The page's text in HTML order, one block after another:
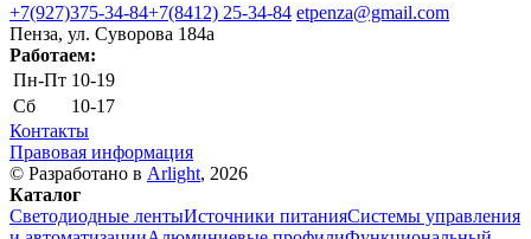
+7(927)375-34-84+7(8412) 25-34-84 etpenza@gmail.com
Пенза, ул. Cуворова 184а
Работаем:
Пн-Пт 10-19
Сб
10-17
Контакты
Правовая информация
© Разработано в Arlight, 2026
Каталог
Светодиодные лентыИсточники питанияСистемы управления